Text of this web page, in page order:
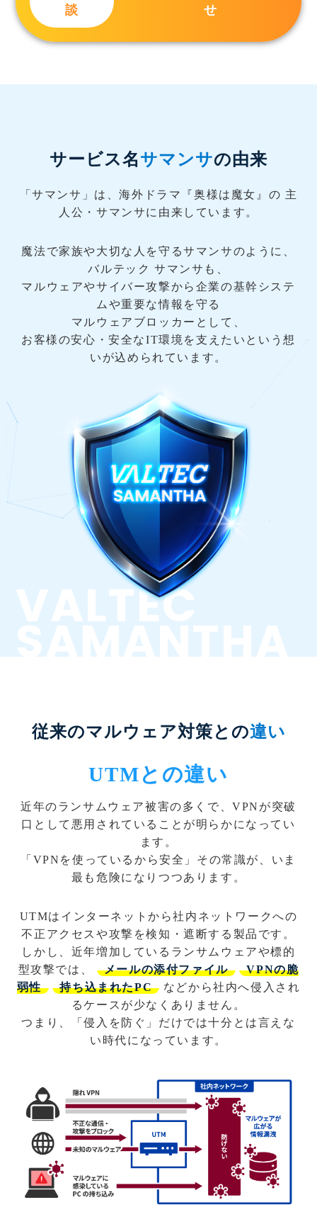
談
せ
サービス名サマンサの由来
「サマンサ」は、海外ドラマ『奥様は魔女』の 主
人公・サマンサに由来しています。
魔法で家族や大切な人を守るサマンサのように、
バルテック サマンサも、
マルウェアやサイバー攻撃から企業の基幹システ
ムや重要な情報を守る
マルウェアブロッカーとして、
お客様の安心・安全なIT環境を支えたいという想
いが込められています。
従来のマルウェア対策との違い
UTMとの違い
近年のランサムウェア被害の多くで、VPNが突破
口として悪用されていることが明らかになってい
ます。
「VPNを使っているから安全」その常識が、いま
最も危険になりつつあります。
UTMはインターネットから社内ネットワークへの
不正アクセスや攻撃を検知・遮断する製品です。
しかし、近年増加しているランサムウェアや標的
型攻撃では、
メールの添付ファイル
VPNの脆
弱性
持ち込まれたPC
などから社内へ侵入され
るケースが少なくありません。
つまり、「侵入を防ぐ」だけでは十分とは言えな
い時代になっています。